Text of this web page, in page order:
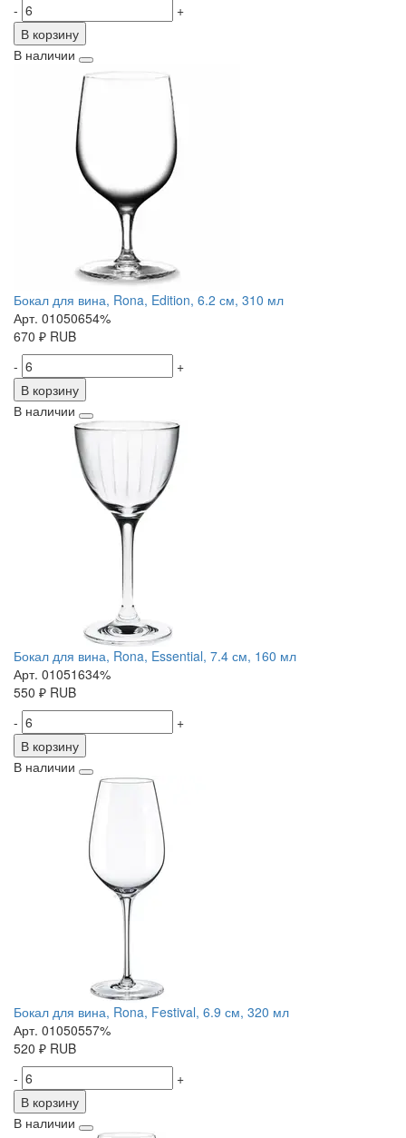
-
+
В корзину
В наличии
Бокал для вина, Rona, Edition, 6.2 см, 310 мл
Арт. 01050654%
670 ₽ RUB
-
+
В корзину
В наличии
Бокал для вина, Rona, Essential, 7.4 см, 160 мл
Арт. 01051634%
550 ₽ RUB
-
+
В корзину
В наличии
Бокал для вина, Rona, Festival, 6.9 см, 320 мл
Арт. 01050557%
520 ₽ RUB
-
+
В корзину
В наличии